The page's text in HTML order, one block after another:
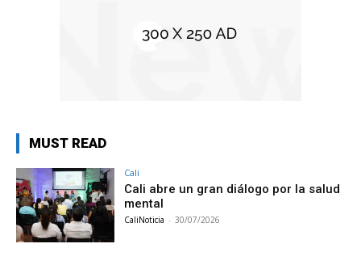
MUST READ
Cali
Cali abre un gran diálogo por la salud
mental
CaliNoticia - 30/07/2026